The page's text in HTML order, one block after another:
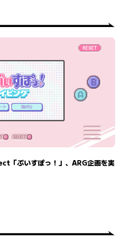
ぶいすぽっ！」、ARG企画を実